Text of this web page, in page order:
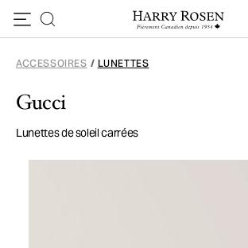
ACCESSOIRES / LUNETTES
Gucci
Lunettes de soleil carrées